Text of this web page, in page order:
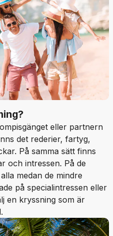
eller partnern
det rederier, fartyg,
På samma sätt finns
och intressen. På de
medan de mindre
på specialintressen eller
en kryssning som är